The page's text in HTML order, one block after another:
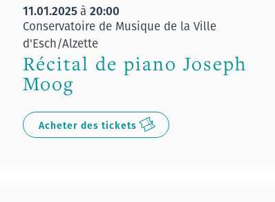
11.01.2025à 20:00
Conservatoire de Musique de la Ville
d'Esch/Alzette
Récital de piano Joseph
Moog
Acheter des tickets